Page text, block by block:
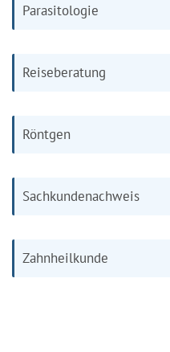
Parasitologie
Reiseberatung
Röntgen
Sachkundenachweis
Zahnheilkunde